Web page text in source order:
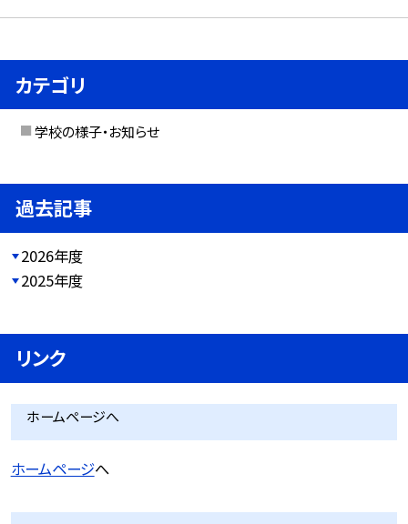
カテゴリ
学校の様子・お知らせ
過去記事
2026年度
2025年度
リンク
ホームページへ
ホームページへ